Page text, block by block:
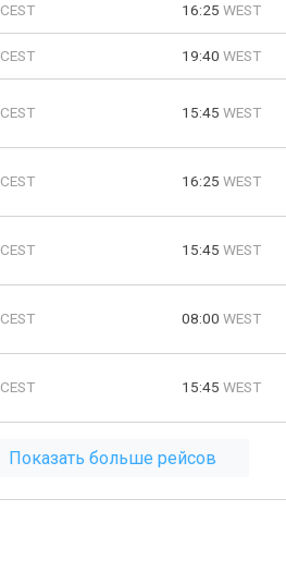
CEST 16:25 WEST
CEST 19:40 WEST
CEST 15:45 WEST
CEST 16:25 WEST
CEST 15:45 WEST
CEST 08:00 WEST
CEST 15:45 WEST
Показать больше рейсов